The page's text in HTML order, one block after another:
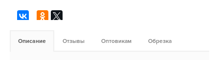
Описание Отзывы Оптовикам Обрезка